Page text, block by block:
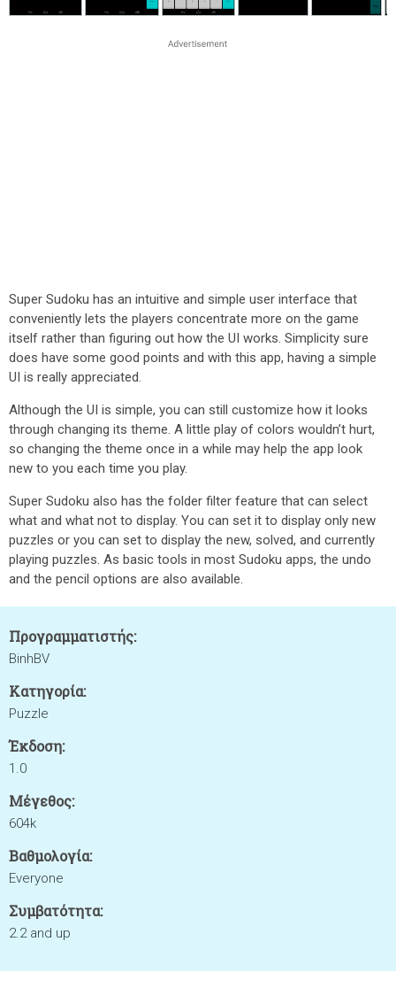
Super Sudoku has an intuitive and simple user interface that
conveniently lets the players concentrate more on the game
itself rather than figuring out how the UI works. Simplicity sure
does have some good points and with this app, having a simple
UI is really appreciated.
Although the UI is simple, you can still customize how it looks
through changing its theme. A little play of colors wouldn’t hurt,
so changing the theme once in a while may help the app look
new to you each time you play.
Super Sudoku also has the folder filter feature that can select
what and what not to display. You can set it to display only new
puzzles or you can set to display the new, solved, and currently
playing puzzles. As basic tools in most Sudoku apps, the undo
and the pencil options are also available.
Προγραμματιστής:
BinhBV
Κατηγορία:
Puzzle
Έκδοση:
1.0
Μέγεθος:
604k
Βαθμολογία:
Everyone
Συμβατότητα:
2.2 and up